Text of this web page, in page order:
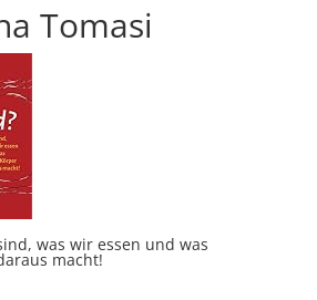
Tomasi
was wir essen und was
macht!